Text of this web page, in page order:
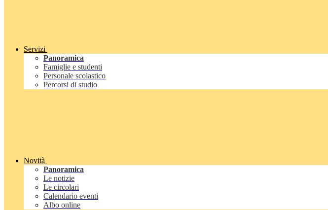
Servizi
Panoramica
Famiglie e studenti
Personale scolastico
Percorsi di studio
Novità
Panoramica
Le notizie
Le circolari
Calendario eventi
Albo online